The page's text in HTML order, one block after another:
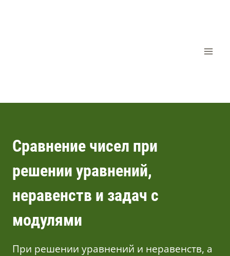
Сравнение чисел при
решении уравнений,
неравенств и задач с
модулями
При решении уравнений и неравенств, а